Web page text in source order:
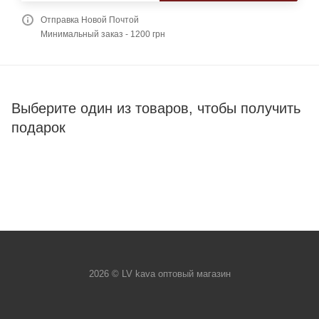
Отправка Новой Почтой
Минимальный заказ - 1200 грн
Выберите один из товаров, чтобы получить
подарок
2026 © LV kava оптовый магазин